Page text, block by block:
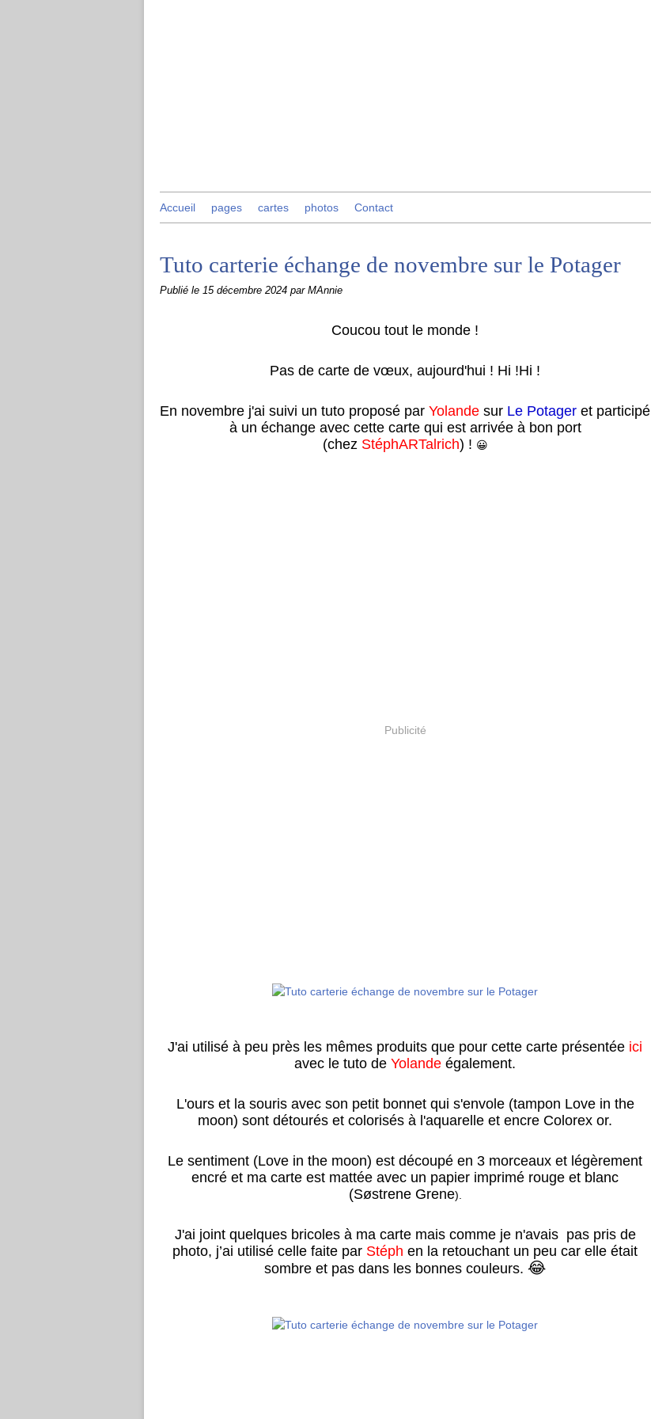
Accueil pages cartes photos Contact
Tuto carterie échange de novembre sur le Potager
Publié le 15 décembre 2024 par MAnnie
Coucou tout le monde !
Pas de carte de vœux, aujourd'hui ! Hi !Hi !
En novembre j'ai suivi un tuto proposé par Yolande sur Le Potager et participé
à un échange avec cette carte qui est arrivée à bon port
(chez StéphARTalrich) ! 😀
Publicité
J'ai utilisé à peu près les mêmes produits que pour cette carte présentée ici
avec le tuto de Yolande également.
L'ours et la souris avec son petit bonnet qui s'envole (tampon Love in the
moon) sont détourés et colorisés à l'aquarelle et encre Colorex or.
Le sentiment (Love in the moon) est découpé en 3 morceaux et légèrement
encré et ma carte est mattée avec un papier imprimé rouge et blanc
(Søstrene Grene).
J'ai joint quelques bricoles à ma carte mais comme je n'avais pas pris de
photo, j’ai utilisé celle faite par Stéph en la retouchant un peu car elle était
sombre et pas dans les bonnes couleurs. 😂